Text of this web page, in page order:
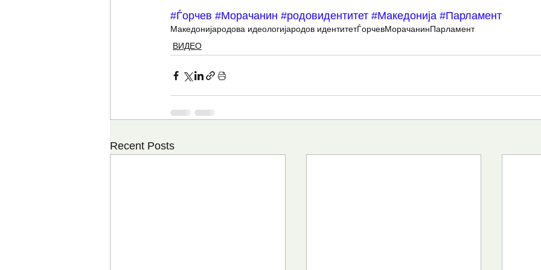
#Ѓорчев #Морачанин #родовидентитет #Македонија #Парламент
Македонијародова идеологијародов идентитетЃорчевМорачанинПарламент
ВИДЕО
Recent Posts